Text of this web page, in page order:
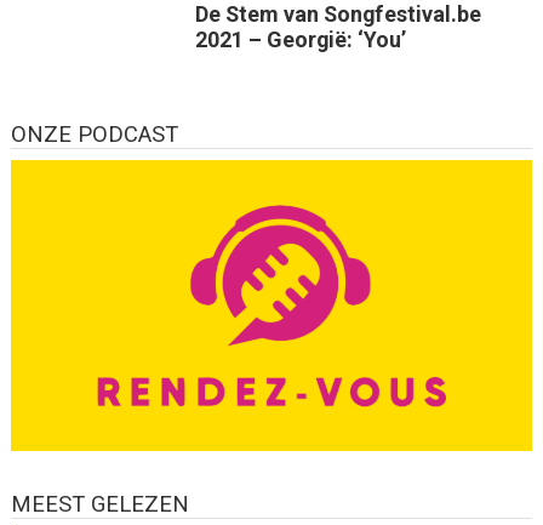
De Stem van Songfestival.be
2021 – Georgië: ‘You’
ONZE PODCAST
MEEST GELEZEN